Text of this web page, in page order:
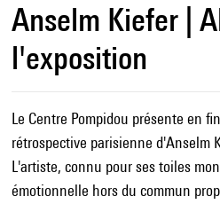
Anselm Kiefer |
l'exposition
Le Centre Pompidou présente en
rétrospective parisienne d'Anselm
L'artiste, connu pour ses toiles
émotionnelle hors du commun